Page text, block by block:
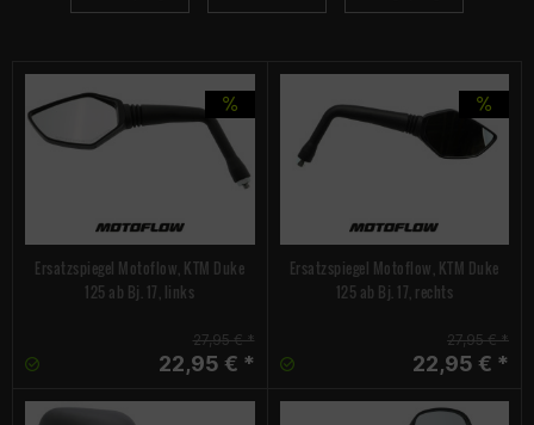
Ersatzspiegel Motoflow, KTM Duke
125 ab Bj. 17, links
27,95 € *
22,95 € *
Ersatzspiegel Motoflow, KTM Duke
125 ab Bj. 17, rechts
27,95 € *
22,95 € *